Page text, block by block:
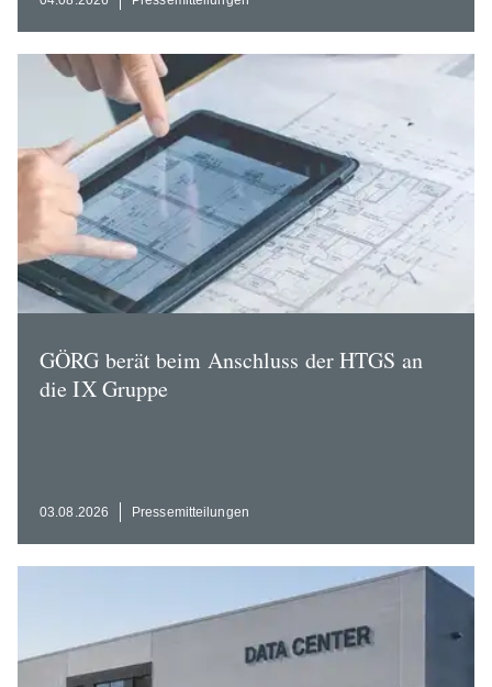
GÖRG berät beim Anschluss der HTGS an
die IX Gruppe
03.08.2026 Presse­mit­tei­lungen